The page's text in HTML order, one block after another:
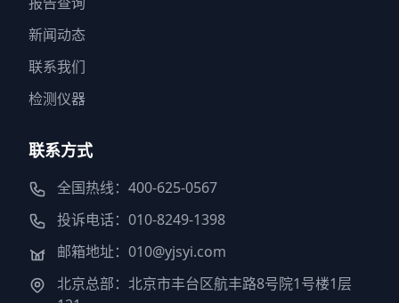
新闻动态
联系我们
检测仪器
联系方式
全国热线：400-625-0567
投诉电话：010-8249-1398
邮箱地址：010@yjsyi.com
北京总部：北京市丰台区航丰路8号院1号楼1层